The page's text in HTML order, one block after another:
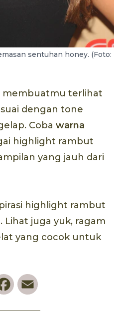
sentuhan honey. (Foto:
membuatmu terlihat
dengan tone
Coba warna
highlight rambut
yang jauh dari
highlight rambut
Lihat juga yuk, ragam
yang cocok untuk
Facebook